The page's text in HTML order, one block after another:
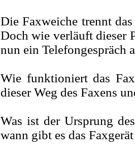
Die Faxweiche trennt
Doch wie verläuft dieser
nun ein Telefongespräch
Wie funktioniert das
dieser Weg des Faxens
Was ist der Ursprung
wann gibt es das